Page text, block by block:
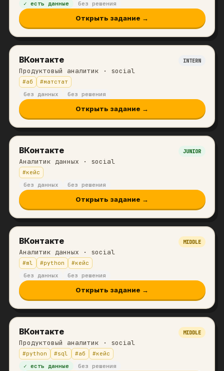
✓ есть данные
без решения
Открыть задание →
ВКонтакте INTERN
Продуктовый аналитик · social
#аб #матстат
без данных
без решения
Открыть задание →
ВКонтакте JUNIOR
Аналитик данных · social
#кейс
без данных
без решения
Открыть задание →
ВКонтакте MIDDLE
Аналитик данных · social
#ml #python #кейс
без данных
без решения
Открыть задание →
ВКонтакте MIDDLE
Продуктовый аналитик · social
#python #sql #аб #кейс
✓ есть данные
без решения